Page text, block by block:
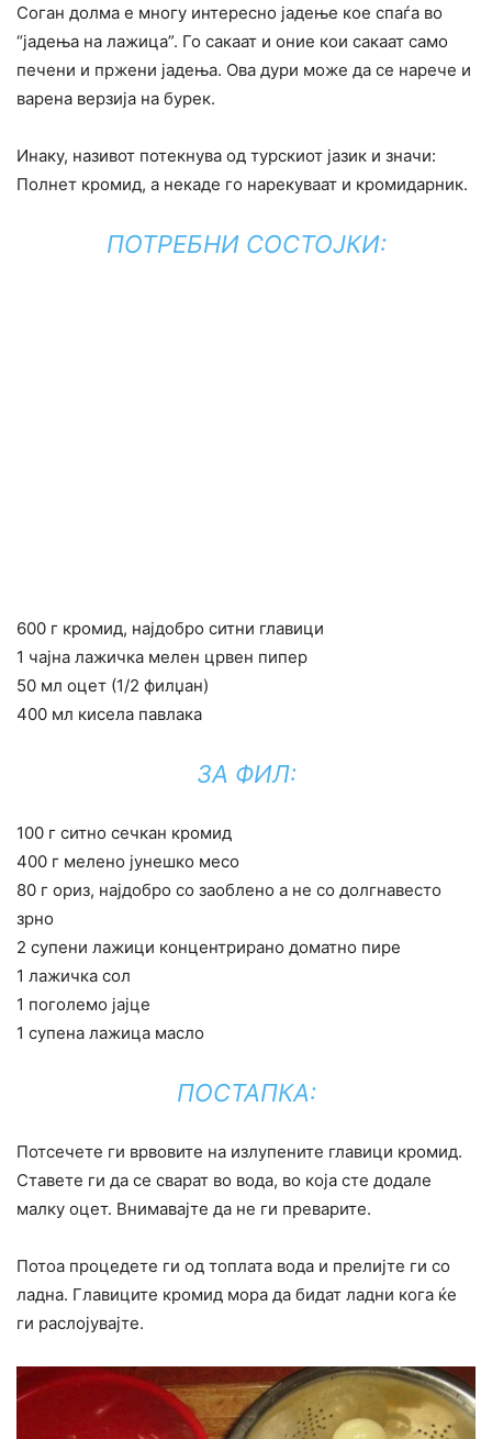
Соган долма е многу интересно јадење кое спаѓа во
“јадења на лажица”. Го сакаат и оние кои сакаат само
печени и пржени јадења. Ова дури може да се нарече и
варена верзија на бурек.
Инаку, називот потекнува од турскиот јазик и значи:
Полнет кромид, а некаде го нарекуваат и кромидарник.
ПОТРЕБНИ СОСТОЈКИ:
600 г кромид, најдобро ситни главици
1 чајна лажичка мелен црвен пипер
50 мл оцет (1/2 филџан)
400 мл кисела павлака
ЗА ФИЛ:
100 г ситно сечкан кромид
400 г мелено јунешко месо
80 г ориз, најдобро со заоблено а не со долгнавесто
зрно
2 супени лажици концентрирано доматно пире
1 лажичка сол
1 поголемо јајце
1 супена лажица масло
ПОСТАПКА:
Потсечете ги врвовите на излупените главици кромид.
Ставете ги да се сварат во вода, во која сте додале
малку оцет. Внимавајте да не ги преварите.
Потоа процедете ги од топлата вода и прелијте ги со
ладна. Главиците кромид мора да бидат ладни кога ќе
ги раслојувајте.